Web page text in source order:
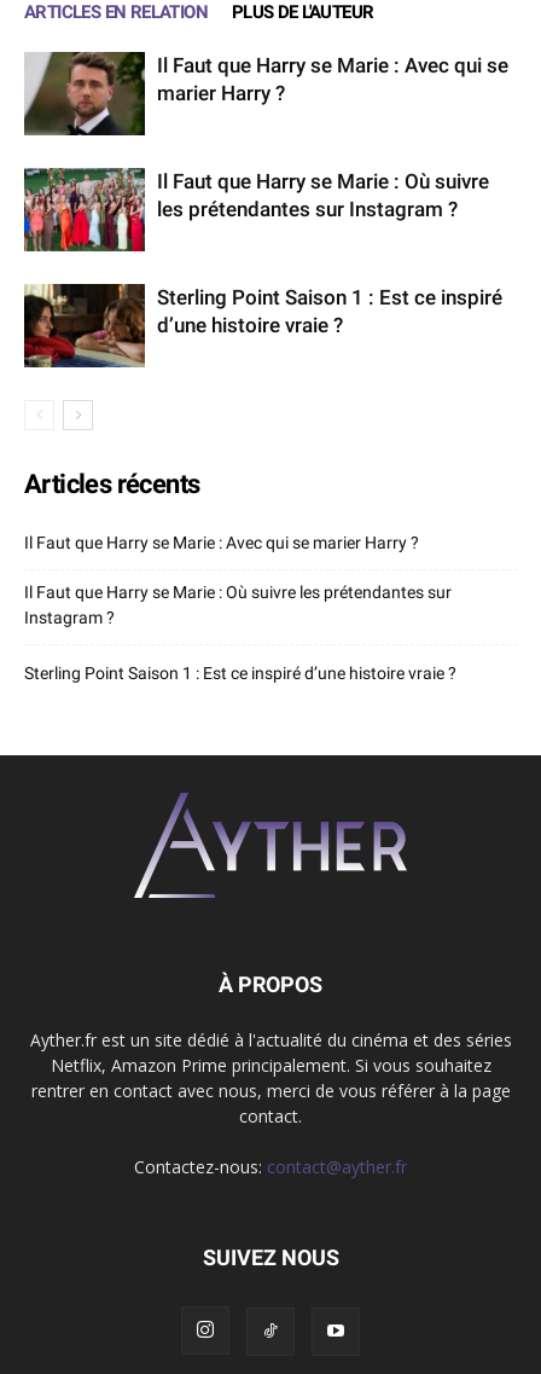
ARTICLES EN RELATION PLUS DE L'AUTEUR
Il Faut que Harry se Marie : Avec qui se
marier Harry ?
Il Faut que Harry se Marie : Où suivre
les prétendantes sur Instagram ?
Sterling Point Saison 1 : Est ce inspiré
d’une histoire vraie ?
Articles récents
Il Faut que Harry se Marie : Avec qui se marier Harry ?
Il Faut que Harry se Marie : Où suivre les prétendantes sur
Instagram ?
Sterling Point Saison 1 : Est ce inspiré d’une histoire vraie ?
À PROPOS
Ayther.fr est un site dédié à l'actualité du cinéma et des séries
Netflix, Amazon Prime principalement. Si vous souhaitez
rentrer en contact avec nous, merci de vous référer à la page
contact.
Contactez-nous: contact@ayther.fr
SUIVEZ NOUS